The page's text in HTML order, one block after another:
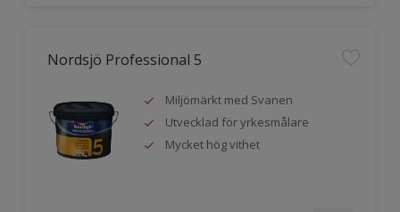
Nordsjö Professional 5
Miljömärkt med Svanen
Utvecklad för yrkesmålare
Mycket hög vithet